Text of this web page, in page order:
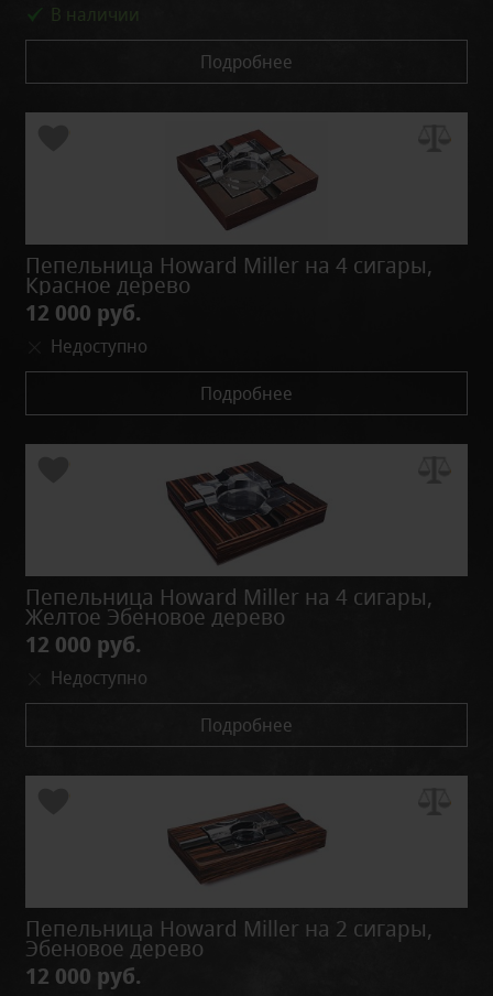
В наличии
Подробнее
Пепельница Howard Miller на 4 сигары,
Красное дерево
12 000 руб.
Недоступно
Подробнее
Пепельница Howard Miller на 4 сигары,
Желтое Эбеновое дерево
12 000 руб.
Недоступно
Подробнее
Пепельница Howard Miller на 2 сигары,
Эбеновое дерево
12 000 руб.